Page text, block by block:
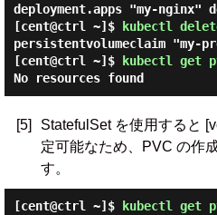
deployment.apps "my-nginx"
[cent@ctrl ~]$
kubectl
persistentvolumeclaim "my-
[cent@ctrl ~]$
kubectl get
No resources found
[5]
StatefulSet を使用すると
定可能なため、PVC の作
す。
[cent@ctrl ~]$
kubectl get